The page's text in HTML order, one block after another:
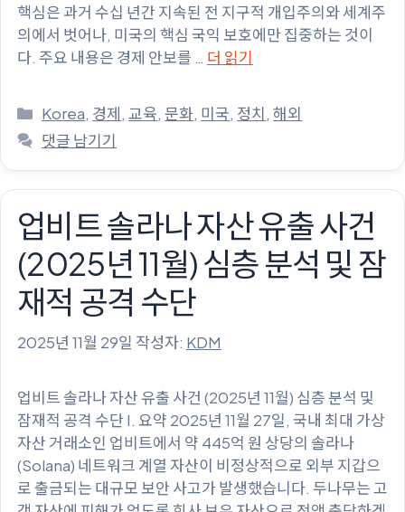
핵심은 과거 수십 년간 지속된 전 지구적 개입주의와 세계주
의에서 벗어나, 미국의 핵심 국익 보호에만 집중하는 것이
다. 주요 내용은 경제 안보를 … 더 읽기
카
테
고
리
Korea, 경제,교육,문화, 미국, 정치,해외
댓글 남기기
업비트 솔라나 자산 유출 사건
(2025년 11월) 심층 분석 및 잠
재적 공격 수단
2025년 11월 29일 작성자: KDM
업비트 솔라나 자산 유출 사건 (2025년 11월) 심층 분석 및
잠재적 공격 수단 I. 요약 2025년 11월 27일, 국내 최대 가상
자산 거래소인 업비트에서 약 445억 원 상당의 솔라나
(Solana) 네트워크 계열 자산이 비정상적으로 외부 지갑으
로 출금되는 대규모 보안 사고가 발생했습니다. 두나무는 고